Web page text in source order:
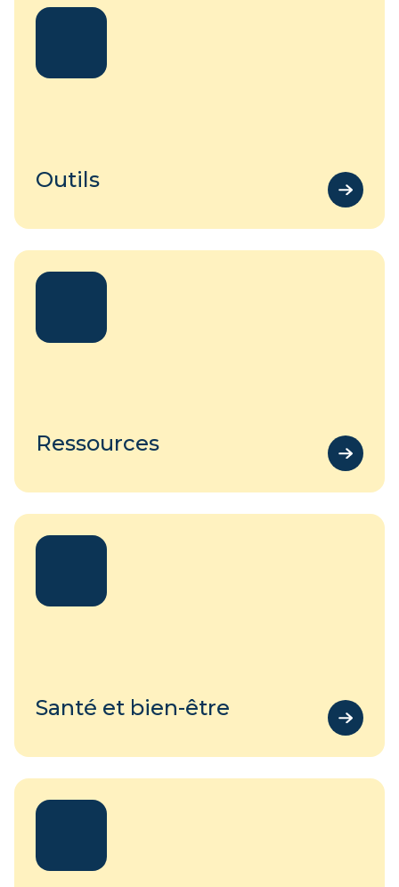
Outils
Ressources
Santé et bien-être